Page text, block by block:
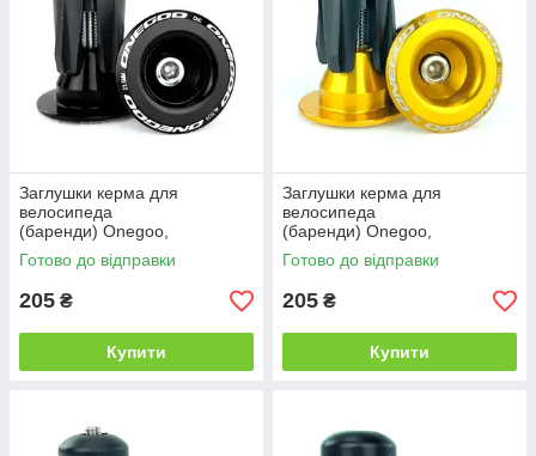
Заглушки керма для
велосипеда
(баренди) Onegoo,
алюмінієві, чорні
Готово до відправки
205 ₴
Купити
Заглушки керма для
велосипеда
(баренди) Onegoo,
алюмінієві, золоті
Готово до відправки
205 ₴
Купити